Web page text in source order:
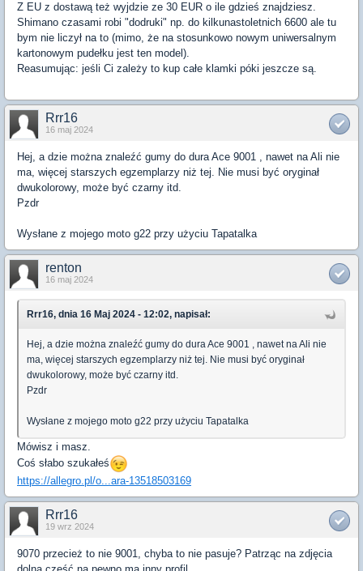
Z EU z dostawą też wyjdzie ze 30 EUR o ile gdzieś znajdziesz.
Shimano czasami robi "dodruki" np. do kilkunastoletnich 6600 ale tu
bym nie liczył na to (mimo, że na stosunkowo nowym uniwersalnym
kartonowym pudełku jest ten model).
Reasumując: jeśli Ci zależy to kup całe klamki póki jeszcze są.
Rrr16
16 maj 2024
Hej, a dzie można znaleźć gumy do dura Ace 9001 , nawet na Ali nie
ma, więcej starszych egzemplarzy niż tej. Nie musi być oryginał
dwukolorowy, może być czarny itd.
Pzdr
Wysłane z mojego moto g22 przy użyciu Tapatalka
renton
16 maj 2024
Rrr16, dnia 16 Maj 2024 - 12:02, napisał:
Hej, a dzie można znaleźć gumy do dura Ace 9001 , nawet na Ali nie
ma, więcej starszych egzemplarzy niż tej. Nie musi być oryginał
dwukolorowy, może być czarny itd.
Pzdr
Wysłane z mojego moto g22 przy użyciu Tapatalka
Mówisz i masz.
Coś słabo szukałeś
https://allegro.pl/o...ara-13518503169
Rrr16
19 wrz 2024
9070 przecież to nie 9001, chyba to nie pasuje? Patrząc na zdjęcia